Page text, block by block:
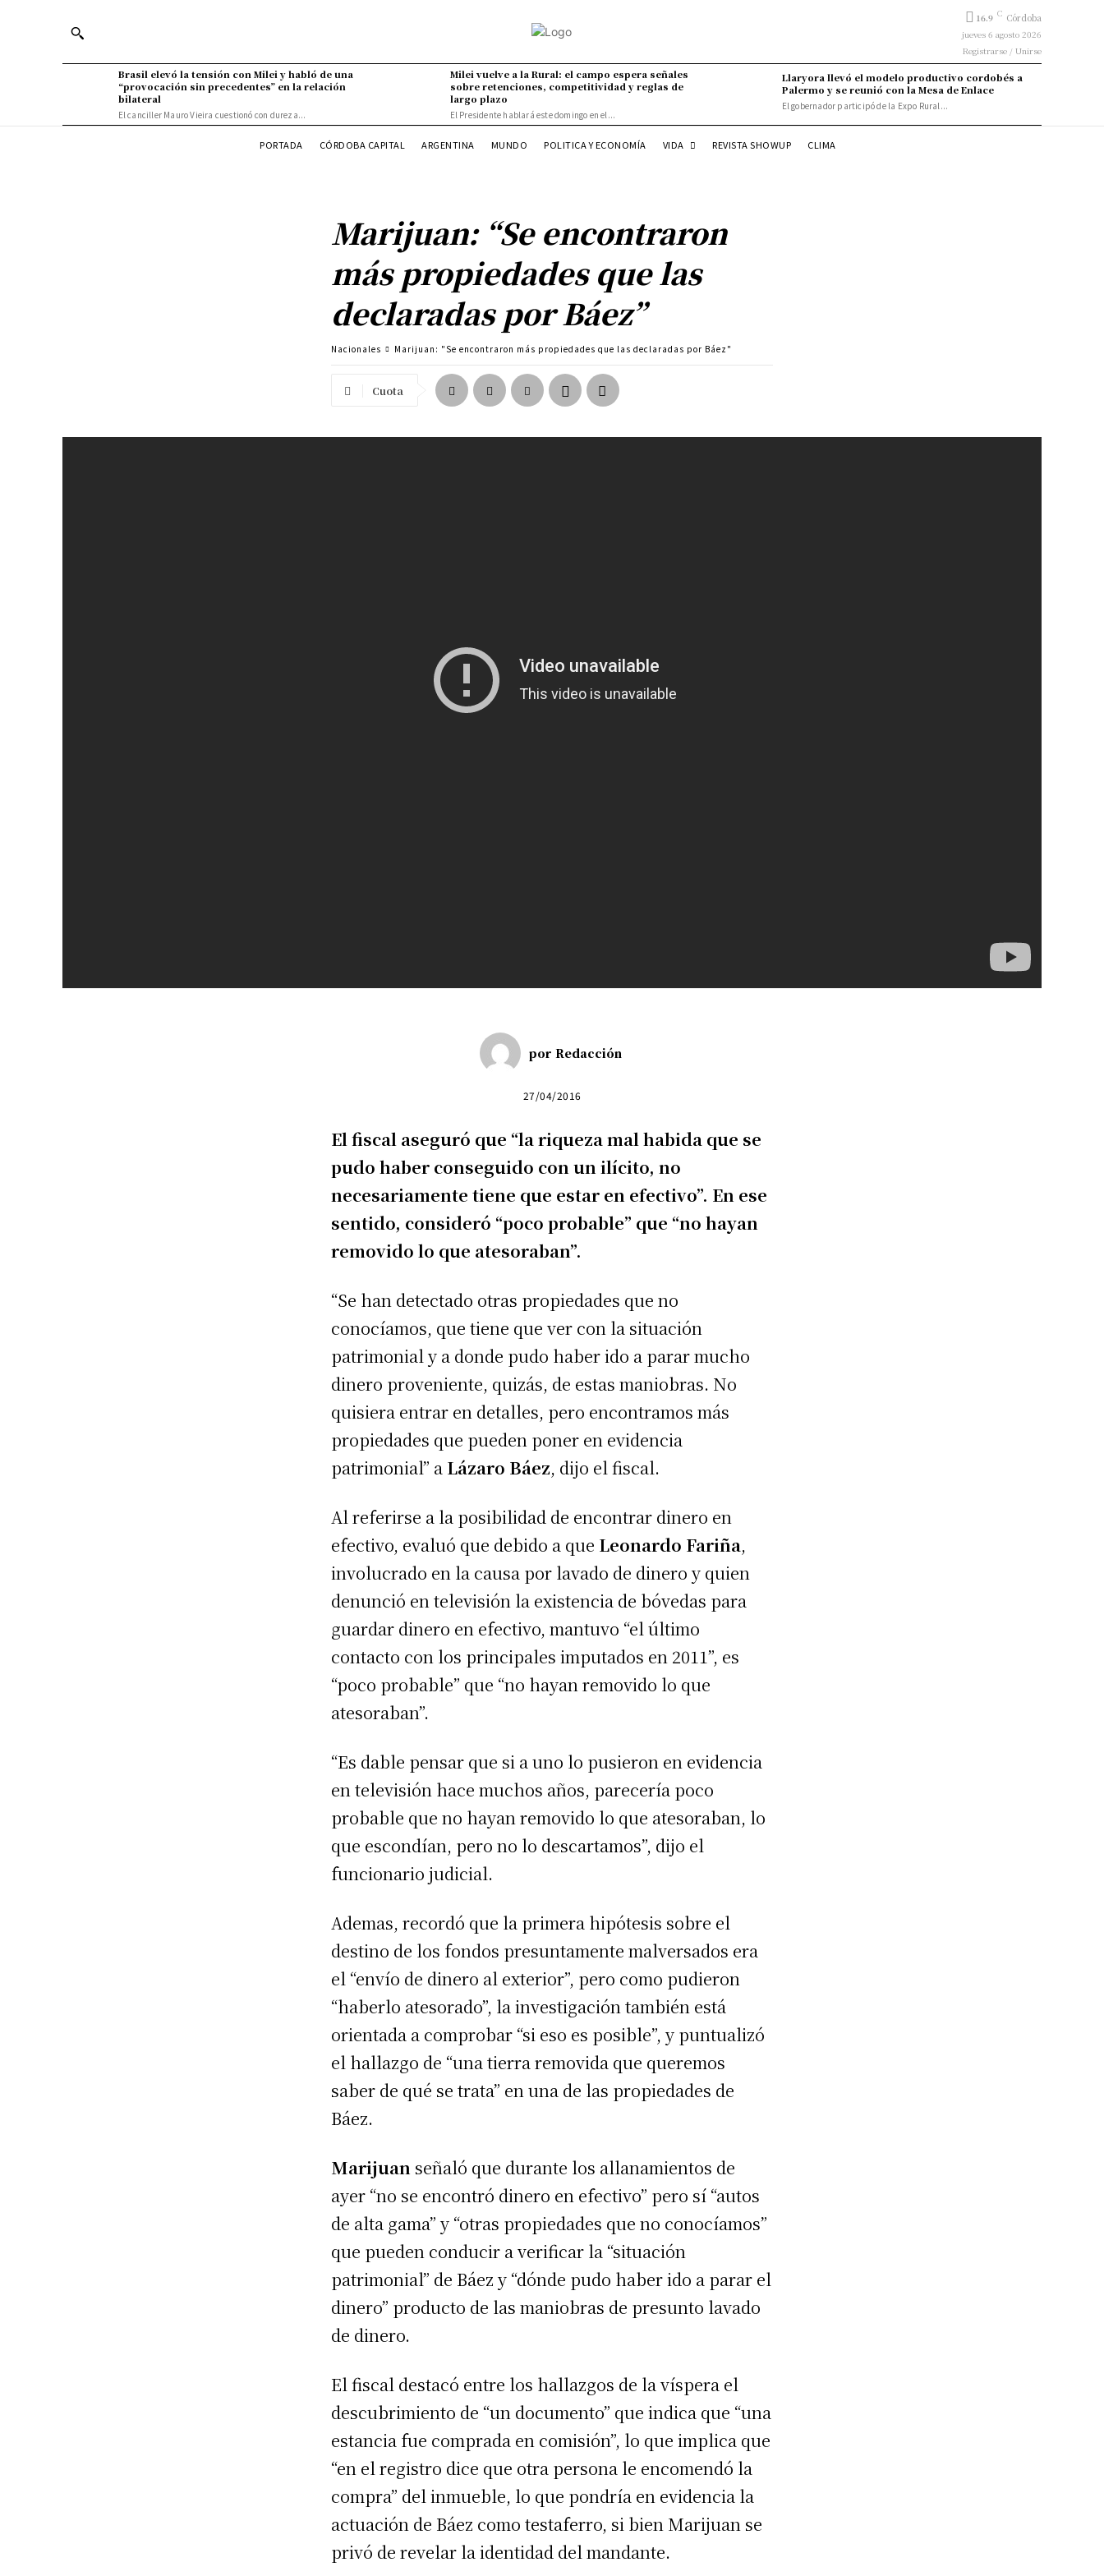
16.9 C Córdoba
jueves 6 agosto 2026
Registrarse / Unirse
Brasil elevó la tensión con Milei y habló de una
“provocación sin precedentes” en la relación
bilateral
El canciller Mauro Vieira cuestionó con dureza...
Milei vuelve a la Rural: el campo espera señales
sobre retenciones, competitividad y reglas de
largo plazo
El Presidente hablará este domingo en el...
Llaryora llevó el modelo productivo cordobés a
Palermo y se reunió con la Mesa de Enlace
El gobernador participó de la Expo Rural...
PORTADA CÓRDOBA CAPITAL ARGENTINA MUNDO POLITICA Y ECONOMÍA VIDA REVISTA SHOWUP CLIMA
Marijuan: “Se encontraron
más propiedades que las
declaradas por Báez”
Nacionales Marijuan: "Se encontraron más propiedades que las declaradas por Báez"
Cuota
por Redacción
27/04/2016
El fiscal aseguró que “la riqueza mal habida que se
pudo haber conseguido con un ilícito, no
necesariamente tiene que estar en efectivo”. En ese
sentido, consideró “poco probable” que “no hayan
removido lo que atesoraban”.
“Se han detectado otras propiedades que no
conocíamos, que tiene que ver con la situación
patrimonial y a donde pudo haber ido a parar mucho
dinero proveniente, quizás, de estas maniobras. No
quisiera entrar en detalles, pero encontramos más
propiedades que pueden poner en evidencia
patrimonial” a Lázaro Báez, dijo el fiscal.
Al referirse a la posibilidad de encontrar dinero en
efectivo, evaluó que debido a que Leonardo Fariña,
involucrado en la causa por lavado de dinero y quien
denunció en televisión la existencia de bóvedas para
guardar dinero en efectivo, mantuvo “el último
contacto con los principales imputados en 2011”, es
“poco probable” que “no hayan removido lo que
atesoraban”.
“Es dable pensar que si a uno lo pusieron en evidencia
en televisión hace muchos años, parecería poco
probable que no hayan removido lo que atesoraban, lo
que escondían, pero no lo descartamos”, dijo el
funcionario judicial.
Ademas, recordó que la primera hipótesis sobre el
destino de los fondos presuntamente malversados era
el “envío de dinero al exterior”, pero como pudieron
“haberlo atesorado”, la investigación también está
orientada a comprobar “si eso es posible”, y puntualizó
el hallazgo de “una tierra removida que queremos
saber de qué se trata” en una de las propiedades de
Báez.
Marijuan señaló que durante los allanamientos de
ayer “no se encontró dinero en efectivo” pero sí “autos
de alta gama” y “otras propiedades que no conocíamos”
que pueden conducir a verificar la “situación
patrimonial” de Báez y “dónde pudo haber ido a parar el
dinero” producto de las maniobras de presunto lavado
de dinero.
El fiscal destacó entre los hallazgos de la víspera el
descubrimiento de “un documento” que indica que “una
estancia fue comprada en comisión”, lo que implica que
“en el registro dice que otra persona le encomendó la
compra” del inmueble, lo que pondría en evidencia la
actuación de Báez como testaferro, si bien Marijuan se
privó de revelar la identidad del mandante.